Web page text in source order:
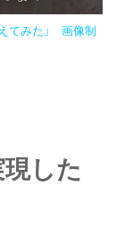
えてみた」 画像制
した